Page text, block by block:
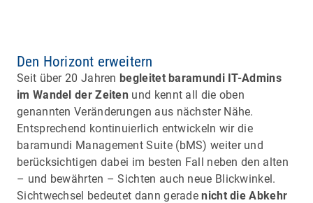
Den Horizont erweitern
Seit über 20 Jahren begleitet baramundi IT-Admins
im Wandel der Zeiten und kennt all die oben
genannten Veränderungen aus nächster Nähe.
Entsprechend kontinuierlich entwickeln wir die
baramundi Management Suite (bMS) weiter und
berücksichtigen dabei im besten Fall neben den alten
– und bewährten – Sichten auch neue Blickwinkel.
Sichtwechsel bedeutet dann geradenicht die Abkehr